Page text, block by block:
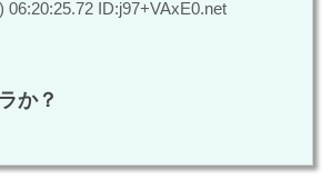
06:20:25.72 ID:j97+VAxE0.net
か？